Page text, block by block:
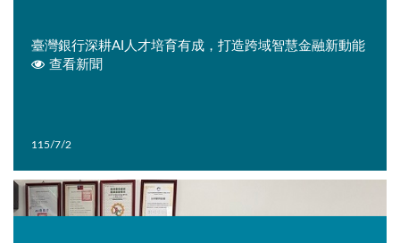
臺灣銀行深耕AI人才培育有成，打造跨域智慧金融新動能
115/7/2
查看新聞